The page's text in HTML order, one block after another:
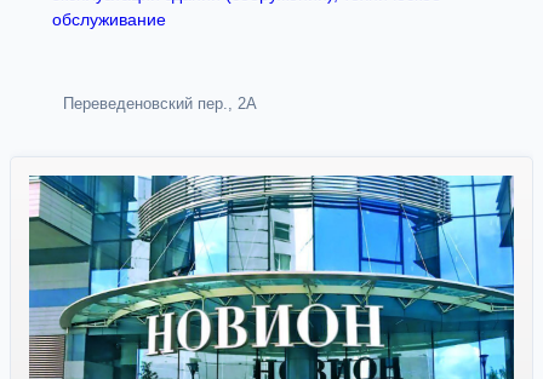
обслуживание
Переведеновский пер., 2А